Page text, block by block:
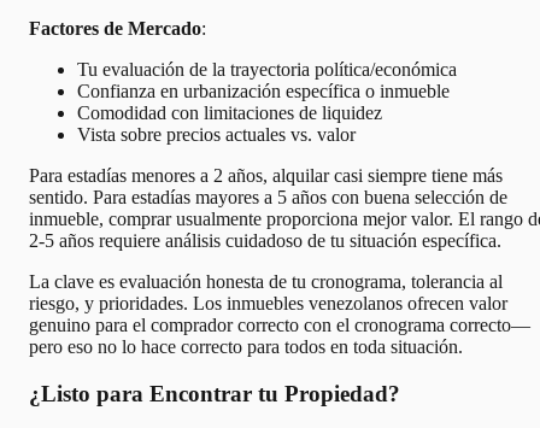
Factores de Mercado:
Tu evaluación de la trayectoria política/económica
Confianza en urbanización específica o inmueble
Comodidad con limitaciones de liquidez
Vista sobre precios actuales vs. valor
Para estadías menores a 2 años, alquilar casi siempre tiene más
sentido. Para estadías mayores a 5 años con buena selección de
inmueble, comprar usualmente proporciona mejor valor. El rango
2-5 años requiere análisis cuidadoso de tu situación específica.
La clave es evaluación honesta de tu cronograma, tolerancia al
riesgo, y prioridades. Los inmuebles venezolanos ofrecen valor
genuino para el comprador correcto con el cronograma correcto—
pero eso no lo hace correcto para todos en toda situación.
¿Listo para Encontrar tu Propiedad?